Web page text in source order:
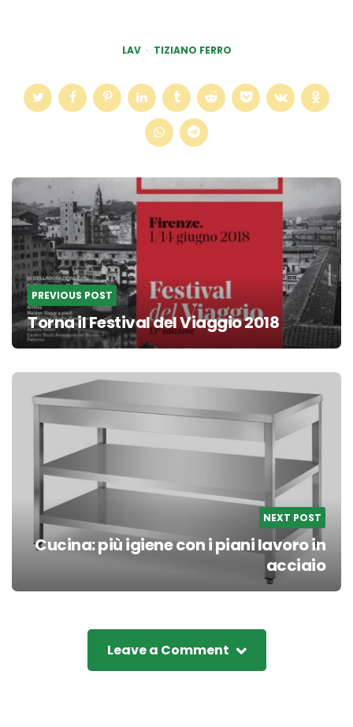
LAV TIZIANO FERRO
Post
navigation
PREVIOUS POST
Torna il Festival del Viaggio 2018
NEXT POST
Cucina: più igiene con i piani lavoro in
acciaio
Leave a Comment